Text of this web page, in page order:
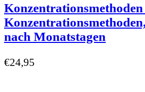
nach Monatstagen
€24,95